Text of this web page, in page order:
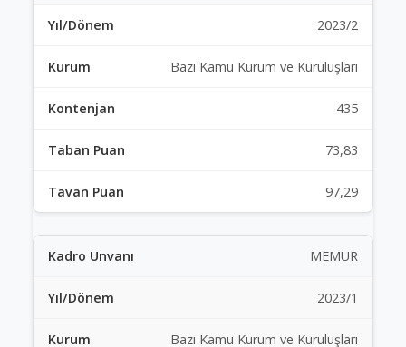
2023/2
Bazı Kamu Kurum ve Kuruluşları
435
73,83
97,29
MEMUR
2023/1
Bazı Kamu Kurum ve Kuruluşları